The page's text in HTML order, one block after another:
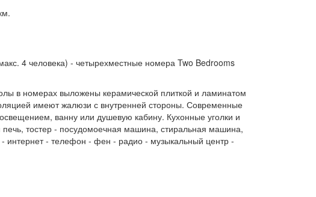
4 человека) - четырехместные номера Two Bedrooms
в номерах выложены керамической плиткой и ламинатом
имеют жалюзи с внутренней стороны. Современные
ванну или душевую кабину. Кухонные уголки и
печь, тостер - посудомоечная машина, стиральная машина,
интернет - телефон - фен - радио - музыкальный центр -